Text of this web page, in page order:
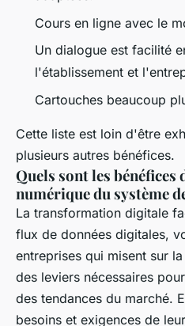
Cours en ligne avec le
Un dialogue est facilité
l'établissement et
Cartouches beaucoup
Cette liste est loin d'être
plusieurs autres bénéfices.
Quels sont les
numérique du système
La transformation digitale
flux de données digitales,
entreprises qui misent sur
des leviers nécessaires
des tendances du marché.
besoins et exigences de